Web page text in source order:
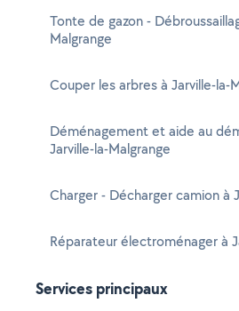
Tonte de gazon -
Malgrange
Couper les arbres à Jarville-la-
Déménagement et aide au
Jarville-la-Malgrange
Charger - Décharger camion à
Réparateur électroménager à
Services principaux